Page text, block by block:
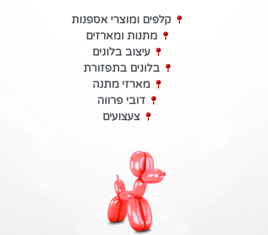
קלפים ומוצרי אספנות
מתנות ומארזים
עיצוב בלונים
בלונים בתפזורת
מארזי מתנה
דובי פרווה
צעצועים